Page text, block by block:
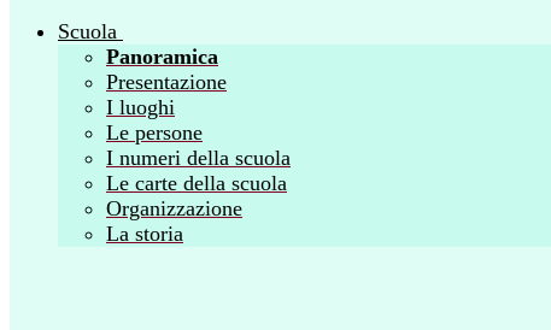
Scuola
Panoramica
Presentazione
I luoghi
Le persone
I numeri della scuola
Le carte della scuola
Organizzazione
La storia